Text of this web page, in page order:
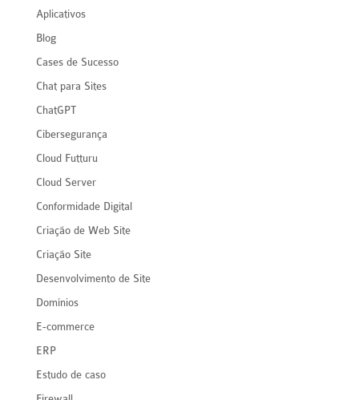
Aplicativos
Blog
Cases de Sucesso
Chat para Sites
ChatGPT
Cibersegurança
Cloud Futturu
Cloud Server
Conformidade Digital
Criação de Web Site
Criação Site
Desenvolvimento de Site
Domínios
E-commerce
ERP
Estudo de caso